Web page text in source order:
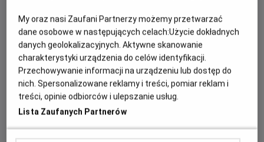
przesiadujący na osiedlu. Tymek pojawia się tu jednak tylko
na chwilę – po wakacjach rusza na zachód Europy, gdzie
otrzymał stypendium. Ta krótka wizyta w zupełności
wystarczy, aby poznał centralny punkt spotkań lokalnej
młodzieży jakim jest nowo powstały bar z kebabem.
Chłopaki z osiedla dobrze żyją z obcokrajowcami, ale są
drobne wyjątki. Z czasem konflikt zaostrza się. Spirala
strachu i zagrożenia zaczyna się nakręcać, a Tymek
znajdzie się w samym jej centrum.
My oraz nasi Zaufani Partnerzy możemy przetwarzać
dane osobowe w następujących celach:Użycie dokładnych
danych geolokalizacyjnych. Aktywne skanowanie
charakterystyki urządzenia do celów identyfikacji.
Przechowywanie informacji na urządzeniu lub dostęp do
nich. Spersonalizowane reklamy i treści, pomiar reklam i
treści, opinie odbiorców i ulepszanie usług.
Lista Zaufanych Partnerów